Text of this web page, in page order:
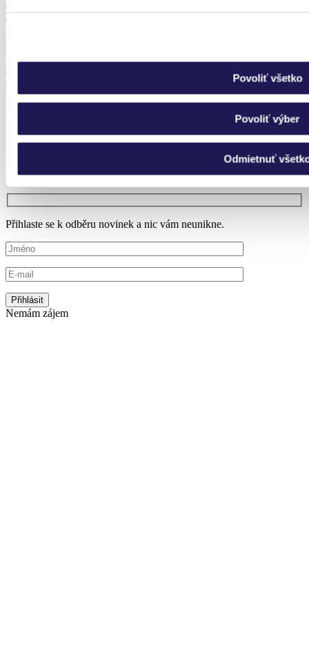
Povoliť všetko
Povoliť výber
Odmietnuť
nebo zimní zahrady?
PŘIHLASTE SE NA ODBĚR
NAŠEHO NEWSLETTERU.
Ukážeme vám, jak probíhají naše montáže
Získáte 5% slevu na první nákup v našem e-shopu
Odběr můžete kdykoliv zrušit
Přihlaste se k odběru novinek a nic vám neunikne.
Nemám zájem